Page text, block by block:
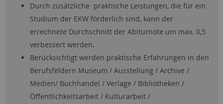
Durch zusätzliche praktische Leistungen, die für ein
Studium der EKW förderlich sind, kann der
errechnete Durchschnitt der Abiturnote um max. 0,5
verbessert werden.
Berücksichtigt werden praktische Erfahrungen in den
Berufsfeldern Museum / Ausstellung / Archive /
Medien/ Buchhandel / Verlage / Bibliotheken /
Öffentlichkeitsarbeit / Kulturarbeit /